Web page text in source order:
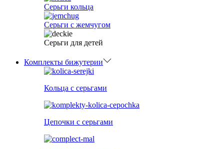
Серьги кольца
Серьги с жемчугом
Серьги для детей
Комплекты бижутерии
Кольца с серьгами
Цепочки с серьгами